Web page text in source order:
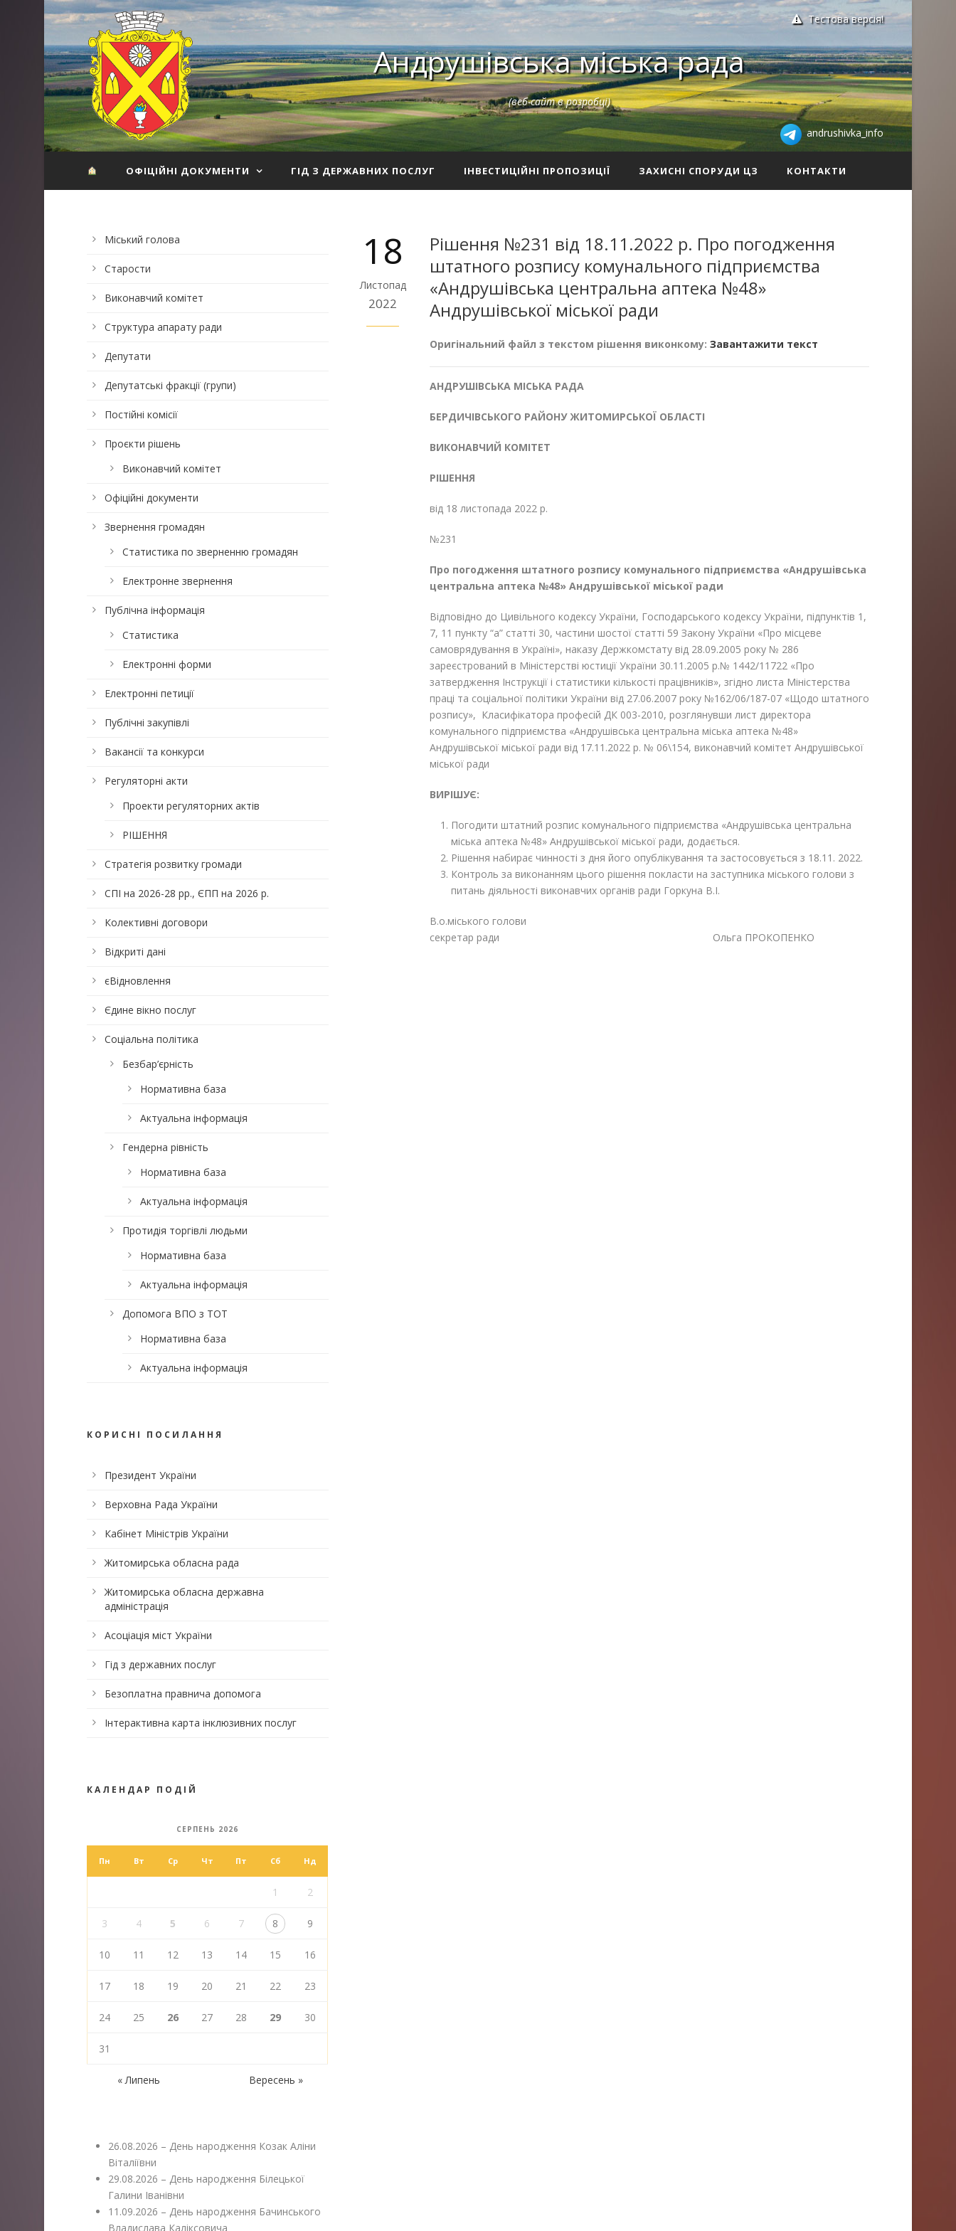
Тестова версія!
Андрушівська міська рада
(веб-сайт в розробці)
andrushivka_info
ОФІЦІЙНІ ДОКУМЕНТИ ГІД З ДЕРЖАВНИХ ПОСЛУГ ІНВЕСТИЦІЙНІ ПРОПОЗИЦІЇ ЗАХИСНІ СПОРУДИ ЦЗ КОНТАКТИ
18
Листопад
2022
Рішення №231 від 18.11.2022 р. Про погодження
штатного розпису комунального підприємства
«Андрушівська центральна аптека №48»
Андрушівської міської ради
Оригінальний файл з текстом рішення виконкому: Завантажити текст
АНДРУШІВСЬКА МІСЬКА РАДА
БЕРДИЧІВСЬКОГО РАЙОНУ ЖИТОМИРСЬКОЇ ОБЛАСТІ
ВИКОНАВЧИЙ КОМІТЕТ
РІШЕННЯ
від 18 листопада 2022 р.
№231
Про погодження штатного розпису комунального підприємства «Андрушівська
центральна аптека №48» Андрушівської міської ради
Відповідно до Цивільного кодексу України, Господарського кодексу України, підпунктів 1,
7, 11 пункту “а” статті 30, частини шостої статті 59 Закону України «Про місцеве
самоврядування в Україні», наказу Держкомстату від 28.09.2005 року № 286
зареєстрований в Міністерстві юстиції України 30.11.2005 р.№ 1442/11722 «Про
затвердження Інструкції і статистики кількості працівників», згідно листа Міністерства
праці та соціальної політики України від 27.06.2007 року №162/06/187-07 «Щодо штатного
розпису», Класифікатора професій ДК 003-2010, розглянувши лист директора
комунального підприємства «Андрушівська центральна міська аптека №48»
Андрушівської міської ради від 17.11.2022 р. № 06\154, виконавчий комітет Андрушівської
міської ради
ВИРІШУЄ:
Погодити штатний розпис комунального підприємства «Андрушівська центральна
міська аптека №48» Андрушівської міської ради, додається.
Рішення набирає чинності з дня його опублікування та застосовується з 18.11. 2022.
Контроль за виконанням цього рішення покласти на заступника міського голови з
питань діяльності виконавчих органів ради Горкуна В.І.
В.о.міського голови
секретар ради Ольга ПРОКОПЕНКО
Міський голова
Старости
Виконавчий комітет
Структура апарату ради
Депутати
Депутатські фракції (групи)
Постійні комісії
Проєкти рішень
Виконавчий комітет
Офіційні документи
Звернення громадян
Статистика по зверненню громадян
Електронне звернення
Публічна інформація
Статистика
Електронні форми
Електронні петиції
Публічні закупівлі
Вакансії та конкурси
Регуляторні акти
Проекти регуляторних актів
РІШЕННЯ
Стратегія розвитку громади
СПІ на 2026-28 рр., ЄПП на 2026 р.
Колективні договори
Відкриті дані
єВідновлення
Єдине вікно послуг
Соціальна політика
Безбар’єрність
Нормативна база
Актуальна інформація
Гендерна рівність
Нормативна база
Актуальна інформація
Протидія торгівлі людьми
Нормативна база
Актуальна інформація
Допомога ВПО з ТОТ
Нормативна база
Актуальна інформація
КОРИСНІ ПОСИЛАННЯ
Президент України
Верховна Рада України
Кабінет Міністрів України
Житомирська обласна рада
Житомирська обласна державна
адміністрація
Асоціація міст України
Гід з державних послуг
Безоплатна правнича допомога
Інтерактивна карта інклюзивних послуг
КАЛЕНДАР ПОДІЙ
СЕРПЕНЬ 2026
Пн Вт Ср Чт Пт Сб Нд
1 2
3 4 5 6 7 8 9
10 11 12 13 14 15 16
17 18 19 20 21 22 23
24 25 26 27 28 29 30
31
« Липень Вересень »
26.08.2026 – День народження Козак Аліни
Віталіївни
29.08.2026 – День народження Білецької
Галини Іванівни
11.09.2026 – День народження Бачинського
Владислава Каліксовича